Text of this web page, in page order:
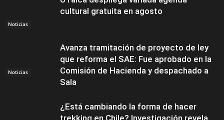
Noticias
cultural gratuita en agosto
Noticias
Avanza tramitación de proyecto de ley
que reforma el SAE: Fue aprobado en la
Comisión de Hacienda y despachado a
Sala
¿Está cambiando la forma de hacer
trekking en Chile? Investigación revela